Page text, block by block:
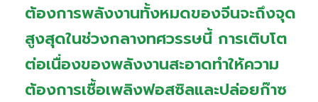
ต้องการพลังงานทั้งหมดของจีนจะถึงจุด
สูงสุดในช่วงกลางทศวรรษนี้ การเติบโต
ต่อเนื่องของพลังงานสะอาดทำให้ความ
ต้องการเชื้อเพลิงฟอสซิลและปล่อยก๊าซ